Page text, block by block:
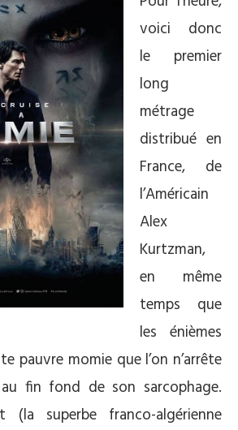
voici donc
le premier
long
métrage
distribué en
France, de
l’Américain
Alex
Kurtzman,
en même
temps que
les énièmes
pauvre momie que l’on n’arrête
fin fond de son sarcophage.
(la superbe franco-algérienne